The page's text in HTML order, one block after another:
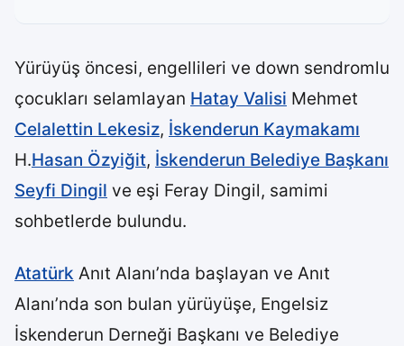
Yürüyüş öncesi, engellileri ve down sendromlu
çocukları selamlayan Hatay Valisi Mehmet
Celalettin Lekesiz, İskenderun Kaymakamı
H.Hasan Özyiğit, İskenderun Belediye Başkanı
Seyfi Dingil ve eşi Feray Dingil, samimi
sohbetlerde bulundu.
Atatürk Anıt Alanı’nda başlayan ve Anıt
Alanı’nda son bulan yürüyüşe, Engelsiz
İskenderun Derneği Başkanı ve Belediye